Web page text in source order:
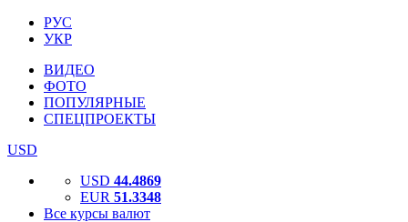
РУС
УКР
ВИДЕО
ФОТО
ПОПУЛЯРНЫЕ
СПЕЦПРОЕКТЫ
USD
USD 44.4869
EUR 51.3348
Все курсы валют